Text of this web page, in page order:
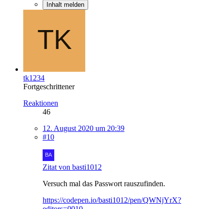
Inhalt melden
tk1234
Fortgeschrittener
Reaktionen
46
12. August 2020 um 20:39
#10
Zitat von basti1012
Versuch mal das Passwort rauszufinden.
https://codepen.io/basti1012/pen/QWNjYrX?